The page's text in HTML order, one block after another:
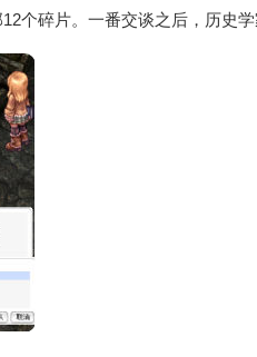
个碎片。一番交谈之后，历史